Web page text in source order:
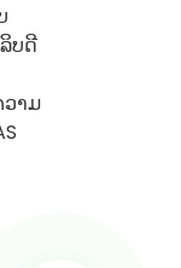
ບດີ
ວາມ